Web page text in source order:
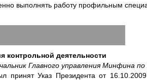
выполнять работу профильным
контрольной деятельности
Главного управления Минфина
принят Указ Президента от